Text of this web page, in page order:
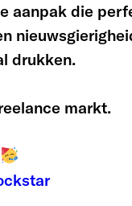
aanpak die
drukken.
markt.